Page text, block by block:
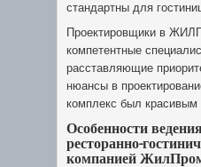
стандартны для
Проектировщики в
компетентные
расставляющие
нюансы в
комплекс был красивым
Особенности
ресторанно-
компанией